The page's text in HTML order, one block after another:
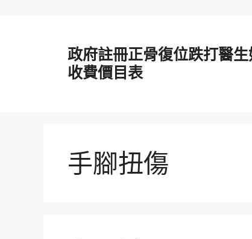
政府註冊正骨復位跌打醫
收費價目表
手腳扭傷